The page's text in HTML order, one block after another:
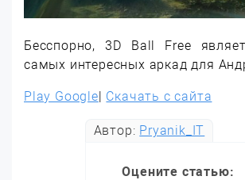
Бесспорно, 3D Ball Free
самых интересных аркад для
Play Google| Скачать с сайта
Автор: Pryanik_IT
Оцените статью: